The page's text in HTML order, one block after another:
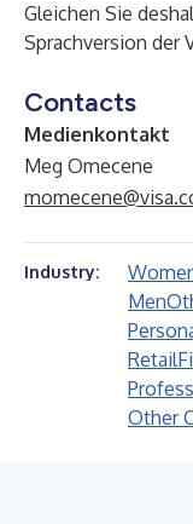
Gleichen Sie
Sprachversion der
Contacts
Medienkontakt
Meg Omecene
Industry:
Men
Retail
Other